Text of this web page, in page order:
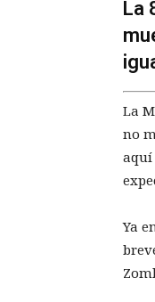
La
La
no
aquí
Ya